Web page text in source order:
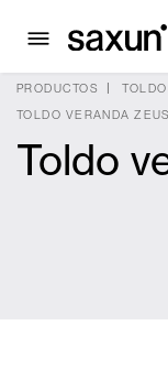
PRODUCTOS
TOLDO VERANDA ZEUS
Toldo